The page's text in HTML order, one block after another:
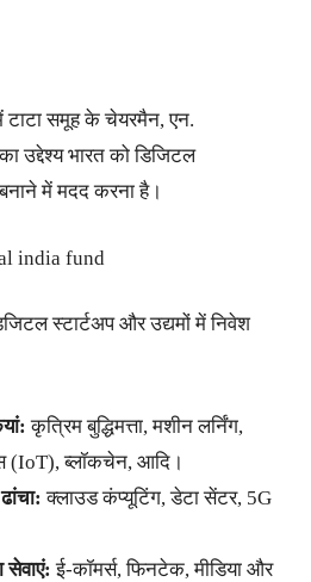
टाटा समूह के चेयरमैन, एन.
उद्देश्य भारत को डिजिटल
में मदद करना है।
india fund
स्टार्टअप और उद्यमों में निवेश
कृत्रिम बुद्धिमत्ता, मशीन लर्निंग,
(IoT), ब्लॉकचेन, आदि।
क्लाउड कंप्यूटिंग, डेटा सेंटर, 5G
सेवाएं: ई-कॉमर्स, फिनटेक, मीडिया और